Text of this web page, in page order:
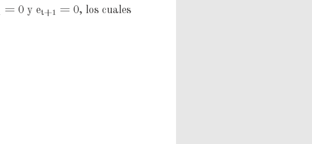
= 0 y et+1
= 0, los cuales